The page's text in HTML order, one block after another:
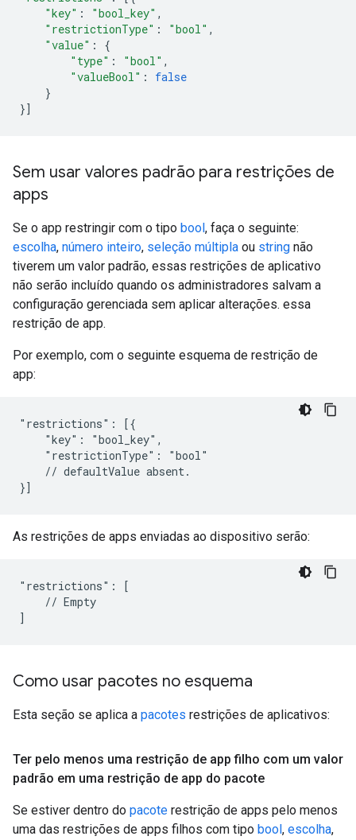
"key" : "bool_key" ,
"restrictionType" : "bool" ,
"value" :
{
"type" : "bool" ,
"valueBool" :
false
}
}]
Sem usar valores padrão para restrições de
apps
Se o app restringir com o tipo bool, faça o seguinte:
escolha, número inteiro, seleção múltipla ou string não
tiverem um valor padrão, essas restrições de aplicativo
não serão incluído quando os administradores salvam a
configuração gerenciada sem aplicar alterações. essa
restrição de app.
Por exemplo, com o seguinte esquema de restrição de
app:
"restrictions": [{
    "key": "bool_key",
    "restrictionType": "bool"
    // defaultValue absent.
As restrições de apps enviadas ao dispositivo serão:
"restrictions": [
    // Empty
Como usar pacotes no esquema
Esta seção se aplica a pacotes restrições de aplicativos:
Ter pelo menos uma restrição de app filho com um valor
padrão em uma restrição de app do pacote
Se estiver dentro do pacote restrição de apps pelo menos
uma das restrições de apps filhos com tipo bool, escolha,